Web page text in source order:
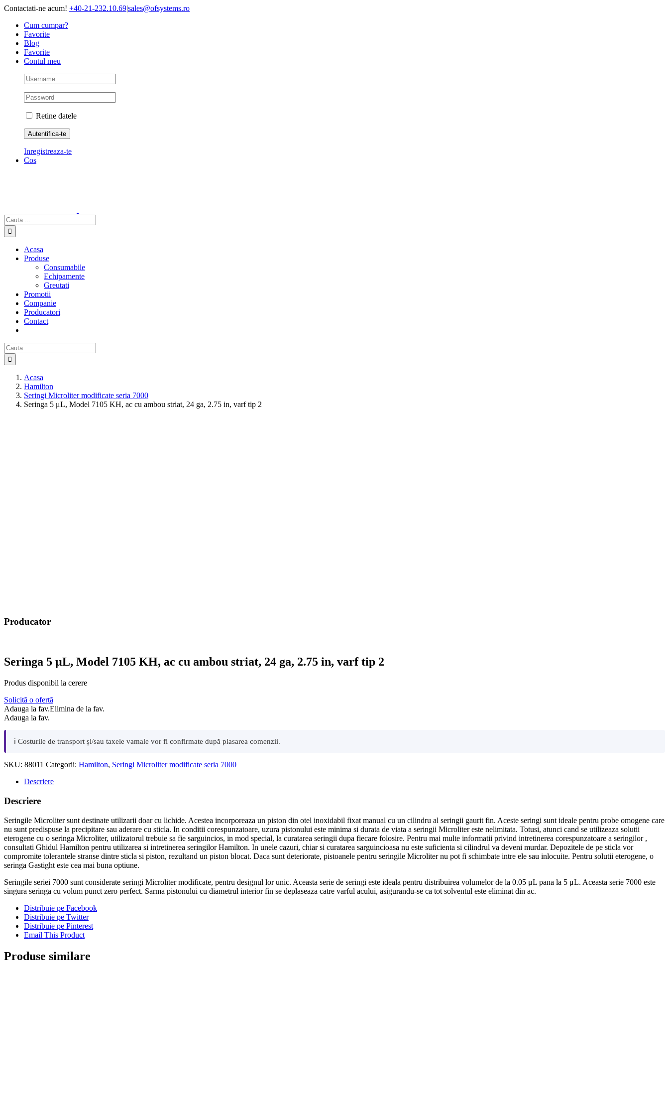
Skip
content
Contactati-ne acum! +40-21-232.10.69|sales@ofsystems.ro
Cum cumpar?
Favorite
Blog
Favorite
Contul meu
Retine datele
Inregistreaza-te
Cos
Cautare...
Acasa
Produse
Consumabile
Echipamente
Greutati
Promotii
Companie
Producatori
Contact
Cautare...
Acasa
Hamilton
Seringi Microliter modificate seria 7000
Seringa 5 μL, Model 7105 KH, ac cu ambou striat, 24 ga, 2.75 in, varf tip 2
Producator
Seringa 5 μL, Model 7105 KH, ac cu ambou striat, 24 ga, 2.75 in, varf tip 2
Produs disponibil la cerere
Solicită o ofertă
Adauga la fav.Elimina de la fav.
Adauga la fav.
ℹ️ Costurile de transport și/sau taxele vamale vor fi confirmate după plasarea comenzii.
SKU: 88011 Categorii: Hamilton, Seringi Microliter modificate seria 7000
Descriere
Descriere
Seringile Microliter sunt destinate utilizarii doar cu lichide. Acestea incorporeaza un piston din otel inoxidabil fixat manual cu un cilindru al seringii gaurit fin. Aceste seringi sunt ideale pentru probe omogene care
nu sunt predispuse la precipitare sau aderare cu sticla. In conditii corespunzatoare, uzura pistonului este minima si durata de viata a seringii Microliter este nelimitata. Totusi, atunci cand se utilizeaza solutii
eterogene cu o seringa Microliter, utilizatorul trebuie sa fie sarguincios, in mod special, la curatarea seringii dupa fiecare folosire. Pentru mai multe informatii privind intretinerea corespunzatoare a seringilor ,
consultati Ghidul Hamilton pentru utilizarea si intretinerea seringilor Hamilton. In unele cazuri, chiar si curatarea sarguincioasa nu este suficienta si cilindrul va deveni murdar. Depozitele de pe sticla vor
compromite tolerantele stranse dintre sticla si piston, rezultand un piston blocat. Daca sunt deteriorate, pistoanele pentru seringile Microliter nu pot fi schimbate intre ele sau inlocuite. Pentru solutii eterogene, o
seringa Gastight este cea mai buna optiune.
Seringile seriei 7000 sunt considerate seringi Microliter modificate, pentru designul lor unic. Aceasta serie de seringi este ideala pentru distribuirea volumelor de la 0.05 μL pana la 5 μL. Aceasta serie 7000 este
singura seringa cu volum punct zero perfect. Sarma pistonului cu diametrul interior fin se deplaseaza catre varful acului, asigurandu-se ca tot solventul este eliminat din ac.
Distribuie pe Facebook
Distribuie pe Twitter
Distribuie pe Pinterest
Email This Product
Produse similare